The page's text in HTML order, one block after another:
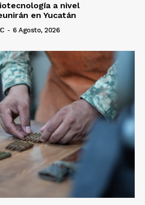
a nivel
en Yucatán
- 6 Agosto, 2026